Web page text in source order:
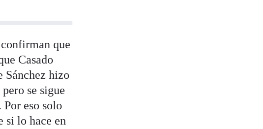
que
Casado
Sánchez hizo
se sigue
eso solo
si lo hace en